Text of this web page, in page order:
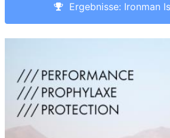
Ergebnisse: Ironman